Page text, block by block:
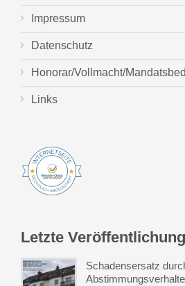
Impressum
Datenschutz
Honorar/Vollmacht/
Links
Letzte
Schadensersatz